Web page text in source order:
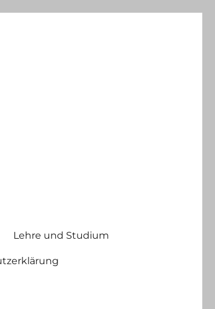
Lehre und Studium